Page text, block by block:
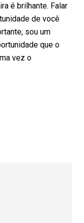
é brilhante. Falar
de você
sou um
que o
vez o